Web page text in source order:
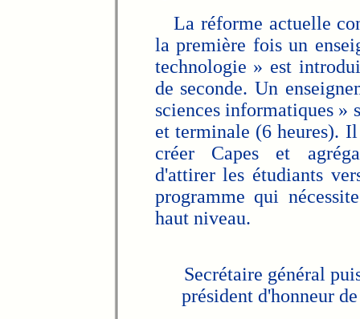
La réforme actuelle
la première fois un
technologie » est
de seconde. Un
sciences informatiques »
et terminale (6 heures).
créer Capes et
d'attirer les étudiants
programme qui
haut niveau.
Secrétaire général
président d'honneur